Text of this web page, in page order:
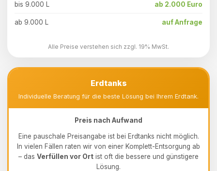
bis 9.000 L ab 2.000 Euro
ab 9.000 L auf Anfrage
Alle Preise verstehen sich zzgl. 19% MwSt.
Erdtanks
Individuelle Beratung für die beste Lösung bei Ihrem Erdtank.
Preis nach Aufwand
Eine pauschale Preisangabe ist bei Erdtanks nicht möglich.
In vielen Fällen raten wir von einer Komplett-Entsorgung ab
– das Verfüllen vor Ort ist oft die bessere und günstigere
Lösung.